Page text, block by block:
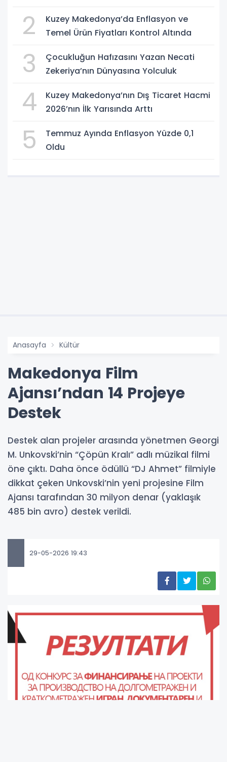
2
Kuzey Makedonya’da Enflasyon ve
Temel Ürün Fiyatları Kontrol Altında
3
Çocukluğun Hafızasını Yazan Necati
Zekeriya’nın Dünyasına Yolculuk
4
Kuzey Makedonya’nın Dış Ticaret Hacmi
2026’nın İlk Yarısında Arttı
5
Temmuz Ayında Enflasyon Yüzde 0,1
Oldu
Anasayfa Kültür
Makedonya Film
Ajansı’ndan 14 Projeye
Destek
Destek alan projeler arasında yönetmen Georgi
M. Unkovski’nin “Çöpün Kralı” adlı müzikal filmi
öne çıktı. Daha önce ödüllü “DJ Ahmet” filmiyle
dikkat çeken Unkovski’nin yeni projesine Film
Ajansı tarafından 30 milyon denar (yaklaşık
485 bin avro) destek verildi.
29-05-2026 19:43